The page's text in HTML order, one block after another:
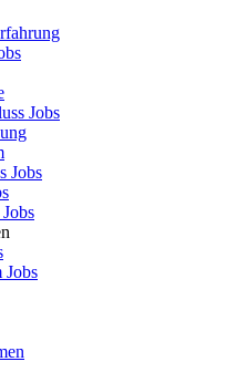
Jobs
Jobs
Jobs